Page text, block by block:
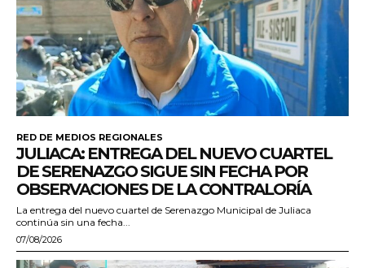
RED DE MEDIOS REGIONALES
JULIACA: ENTREGA DEL NUEVO CUARTEL
DE SERENAZGO SIGUE SIN FECHA POR
OBSERVACIONES DE LA CONTRALORÍA
La entrega del nuevo cuartel de Serenazgo Municipal de Juliaca
continúa sin una fecha...
07/08/2026